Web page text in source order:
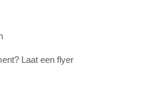
Laat een flyer